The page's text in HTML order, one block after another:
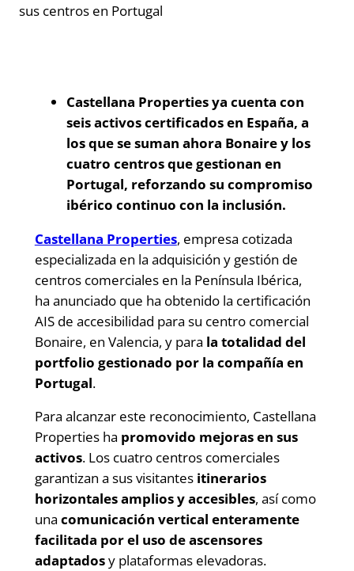
sus centros en Portugal
Castellana Properties ya cuenta con
seis activos certificados en España, a
los que se suman ahora Bonaire y los
cuatro centros que gestionan en
Portugal, reforzando su compromiso
ibérico continuo con la inclusión.
Castellana Properties, empresa cotizada
especializada en la adquisición y gestión de
centros comerciales en la Península Ibérica,
ha anunciado que ha obtenido la certificación
AIS de accesibilidad para su centro comercial
Bonaire, en Valencia, y para la totalidad del
portfolio gestionado por la compañía en
Portugal.
Para alcanzar este reconocimiento, Castellana
Properties ha promovido mejoras en sus
activos. Los cuatro centros comerciales
garantizan a sus visitantes itinerarios
horizontales amplios y accesibles, así como
una comunicación vertical enteramente
facilitada por el uso de ascensores
adaptadosy plataformas elevadoras.